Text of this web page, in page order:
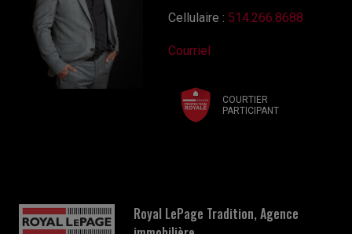
Cellulaire : 514.266.8688
Courriel
COURTIER
PARTICIPANT
Royal LePage Tradition, Agence